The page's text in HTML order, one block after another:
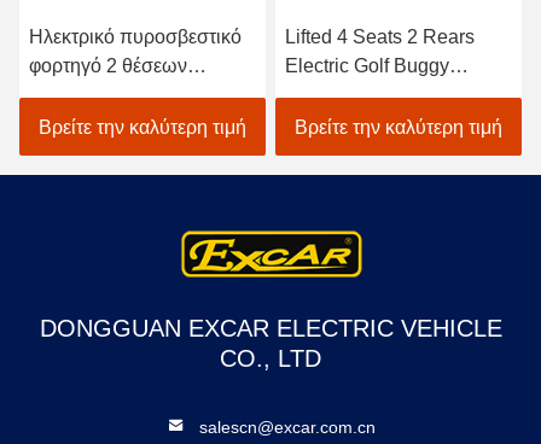
Ηλεκτρικό πυροσβεστικό
φορτηγό 2 θέσεων
Εγκρίθηκε από το CE με
μπαταρία Τροίας
Ηλεκτρικά καρότσια γκολφ
Βρείτε την καλύτερη τιμή
Lifted 4 Seats 2 Rears
Electric Golf Buggy
Lithium Battery
Accessories
Customizable
Βρείτε την καλύτερη τιμή
DONGGUAN EXCAR ELECTRIC VEHICLE
CO., LTD
salescn@excar.com.cn